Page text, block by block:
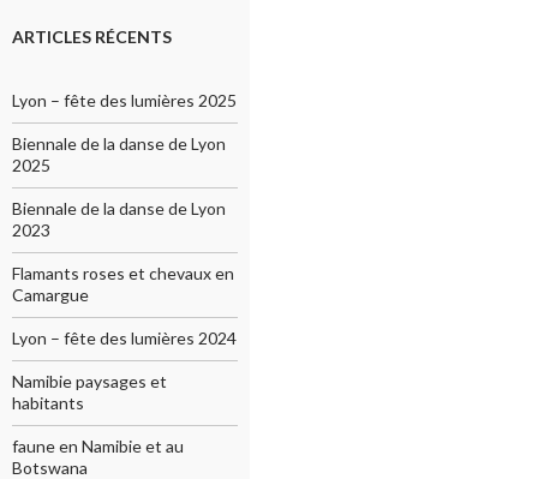
ARTICLES RÉCENTS
Lyon – fête des lumières 2025
Biennale de la danse de Lyon
2025
Biennale de la danse de Lyon
2023
Flamants roses et chevaux en
Camargue
Lyon – fête des lumières 2024
Namibie paysages et
habitants
faune en Namibie et au
Botswana